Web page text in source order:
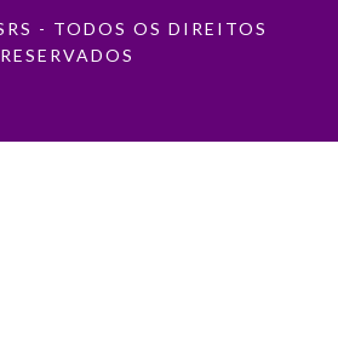
- TODOS OS DIREITOS
RESERVADOS